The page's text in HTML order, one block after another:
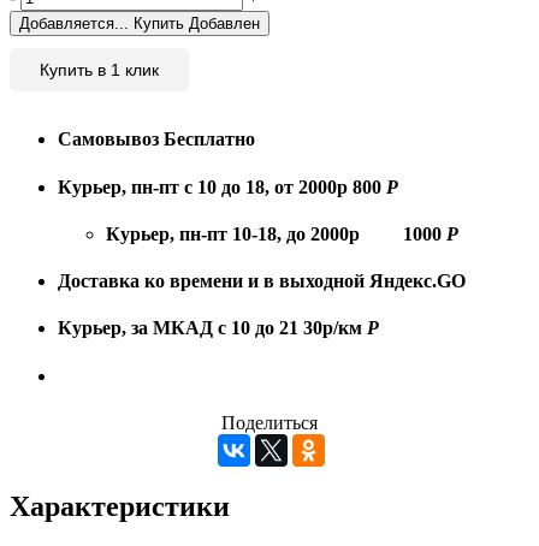
Добавляется... Купить Добавлен
Купить в 1 клик
Самовывоз Бесплатно
Курьер, пн-пт с 10 до 18, от 2000р 800 Р
Курьер, пн-пт 10-18, до 2000р 1000 Р
Доставка ко времени и в выходной Яндекс.GO
Курьер, за МКАД с 10 до 21 30р/км Р
Поделиться
Характеристики